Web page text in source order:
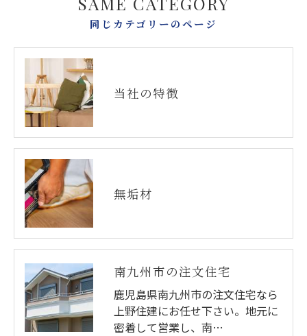
同じカテゴリーのページ
当社の特徴
無垢材
南九州市の注文住宅
鹿児島県南九州市の注文住宅なら
上野住建にお任せ下さい。地元に
密着して営業し、南…